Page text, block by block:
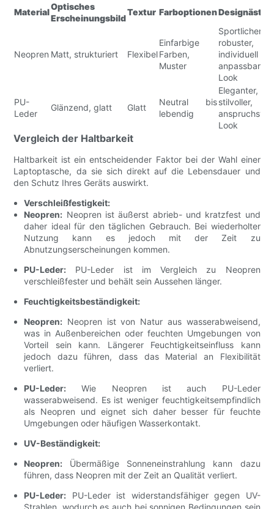
Material
Optisches
Erscheinungsbild
Textur Farboptionen
Neopren Matt, strukturiert Flexibel
Einfarbige
Farben,
Muster
Sportlicher,
robuster,
individuell
anpassbarer
Look
PU-
Leder
Glänzend, glatt Glatt
Neutral bis
lebendig
Eleganter,
stilvoller,
Look
Vergleich der Haltbarkeit
Haltbarkeit ist ein entscheidender Faktor bei der Wahl einer
Laptoptasche, da sie sich direkt auf die Lebensdauer und
den Schutz Ihres Geräts auswirkt.
Verschleißfestigkeit:
Neopren: Neopren ist äußerst abrieb- und kratzfest und
daher ideal für den täglichen Gebrauch. Bei wiederholter
Nutzung kann es jedoch mit der Zeit zu
Abnutzungserscheinungen kommen.
PU-Leder: PU-Leder ist im Vergleich zu Neopren
verschleißfester und behält sein Aussehen länger.
Feuchtigkeitsbeständigkeit:
Neopren: Neopren ist von Natur aus wasserabweisend,
was in Außenbereichen oder feuchten Umgebungen von
Vorteil sein kann. Längerer Feuchtigkeitseinfluss kann
jedoch dazu führen, dass das Material an Flexibilität
verliert.
PU-Leder: Wie Neopren ist auch PU-Leder
wasserabweisend. Es ist weniger feuchtigkeitsempfindlich
als Neopren und eignet sich daher besser für feuchte
Umgebungen oder häufigen Wasserkontakt.
UV-Beständigkeit:
Neopren: Übermäßige Sonneneinstrahlung kann dazu
führen, dass Neopren mit der Zeit an Qualität verliert.
PU-Leder: PU-Leder ist widerstandsfähiger gegen UV-
Strahlen, wodurch es auch bei sonnigen Bedingungen sein